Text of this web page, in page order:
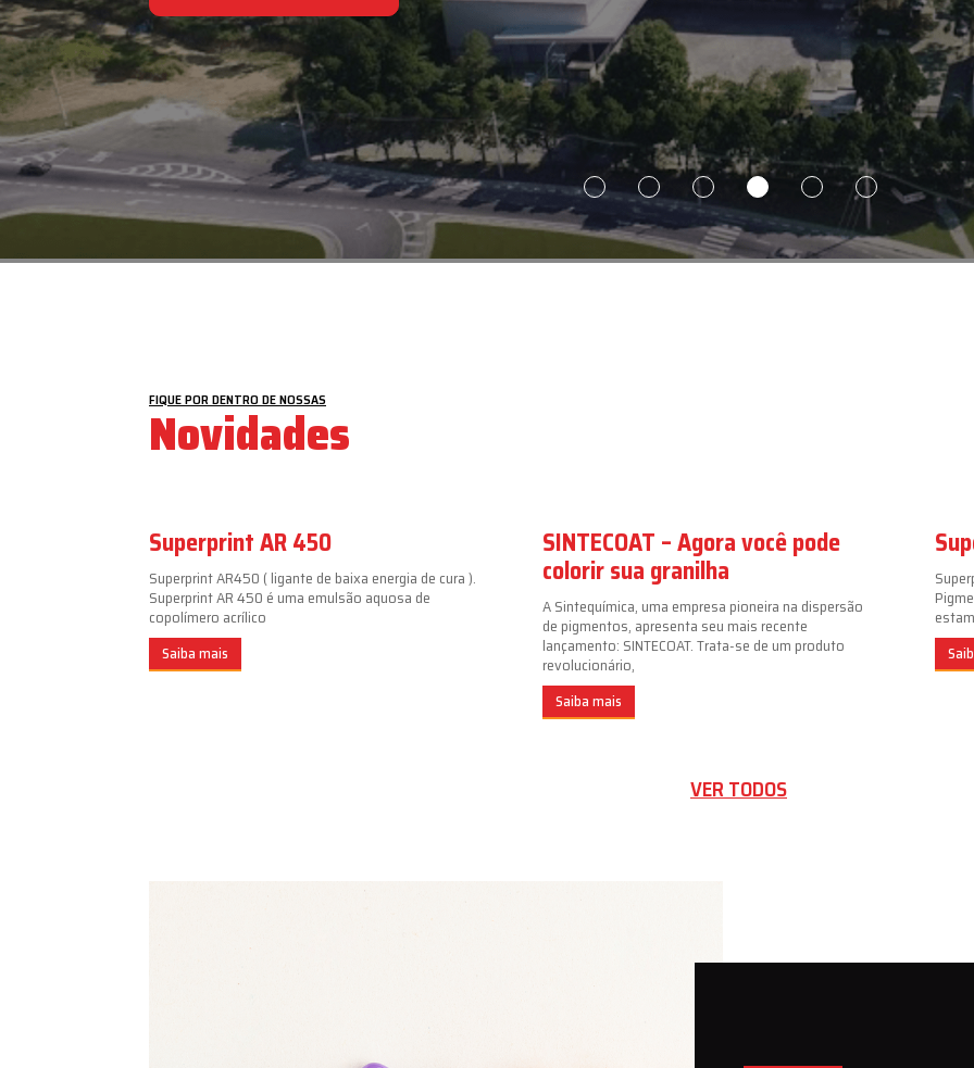
VEJA MAIS
FIQUE POR DENTRO DE NOSSAS
Novidades
Superprint AR 450
Superprint AR450 ( ligante de baixa energia de cura ).
Superprint AR 450 é uma emulsão aquosa de
copolímero acrílico
Saiba mais
SINTECOAT – Agora você pode
colorir sua granilha
A Sintequímica, uma empresa pioneira na dispersão
de pigmentos, apresenta seu mais recente
lançamento: SINTECOAT. Trata-se de um produto
revolucionário,
Saiba mais
VER TODOS